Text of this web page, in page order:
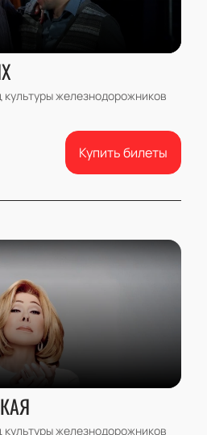
железнодорожников
Купить билеты
железнодорожников